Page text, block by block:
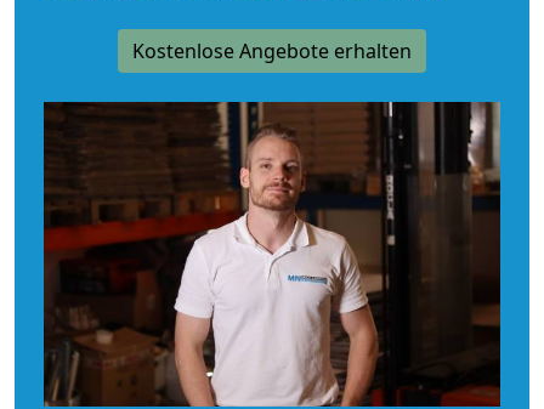
Kostenlose Angebote erhalten